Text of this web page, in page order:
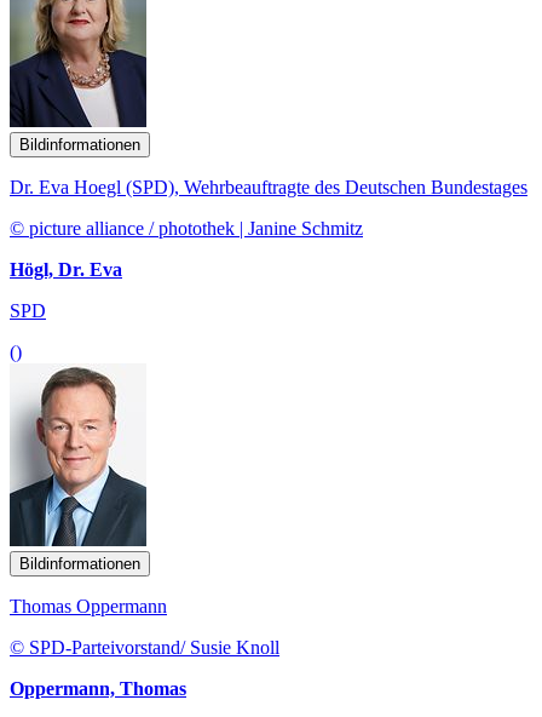
Bildinformationen
Dr. Eva Hoegl (SPD), Wehrbeauftragte des Deutschen Bundestages
© picture alliance / photothek | Janine Schmitz
Högl, Dr. Eva
SPD
()
Bildinformationen
Thomas Oppermann
© SPD-Parteivorstand/ Susie Knoll
Oppermann, Thomas